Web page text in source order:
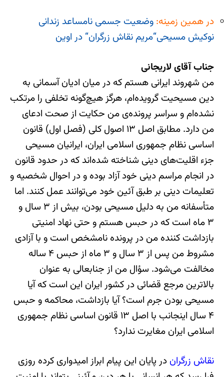
در همین زمینه: وضعیت جسمی نامساعد زندانی
نوکیش مسیحی“مریم نقاش زرگران“ در اوین
جناب آقای لاریجانی
من شهروند ایرانی هستم که در میان ادیان آسمانی به
دین مسیحیت گرویده‌ام، هرگز هیچ‌گونه تخلفی را مرتکب
نشده‌ام و سراسر پرونده‌ی من حکایت از صحت ادعای
من دارد. مطابق اصل ١٣ اصول کلی (فصل اول) قانون
اساسی نظام جمهوری اسلامی ایران، ایرانیان مسیحی
جزء اقلیت‌های دینی شناخته شده‌اند که در حدود قانون
در انجام مراسم دینی خود آزاد بوده و در احوال شخصیه و
تعلیمات دینی بر طبق آئین خود می‌توانند عمل کنند. اما
متأسفانه من به دلیل مسیحی بودن، بیش از ٣ سال و
٣ ماه است که در حبس هستم و حتی نهاد امنیتی
بازداشت کننده من در پرونده نامشخص است و با آزادی
مشروط من پس از ٣ سال و ٣ ماه از حبس ۴ ساله
مخالفت می‌شود. سؤال من از جنابعالی به عنوان
بالاترین مرجع قضائی در کشور ایران این است که آیا
مسیحی بودن جرم است؟ آیا بازداشت، محاکمه و حبس
۴ سال اینجانب با اصل ١٣ قانون اساسی نظام جمهوری
اسلامی ایران مغایرت ندارد؟
نقاش زرگران در پایان این پیام ابراز امیدواری کرده روزی